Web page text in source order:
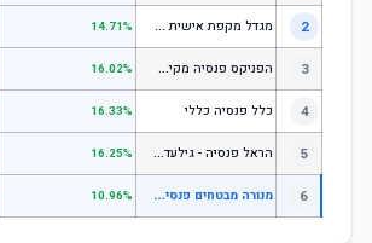
2 מ
גדל מקפת אישית כללי 14.71%
3 ה
פניקס פנסיה מקיפה - מסלול לבני 50 ומטה 16.02%
4 כלל פנסיה כללי 16.33%
5 ה
ראל פנסיה - גילעד כללי 16.25%
6 מ
נורה מבטחים פנסיה עוקב מדדים גמיש 10.96%